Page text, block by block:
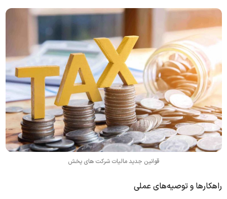
قوانین جدید مالیات شرکت های پخش
راهکارها و توصیه‌های عملی